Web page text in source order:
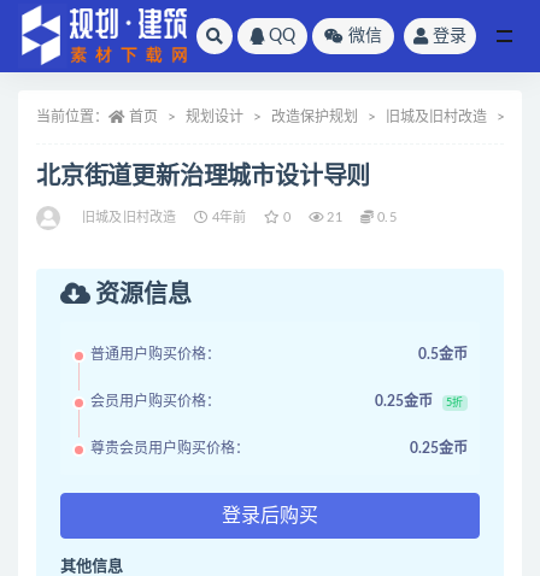
QQ 微信 登录
当前位置： 首页 规划设计 改造保护规划 旧城及旧村改造
北京街道更新治理城市设计导则
旧城及旧村改造 4年前 0 21 0.5
资源信息
普通用户购买价格： 0.5金币
会员用户购买价格： 0.25金币 5折
尊贵会员用户购买价格： 0.25金币
登录后购买
其他信息
全部